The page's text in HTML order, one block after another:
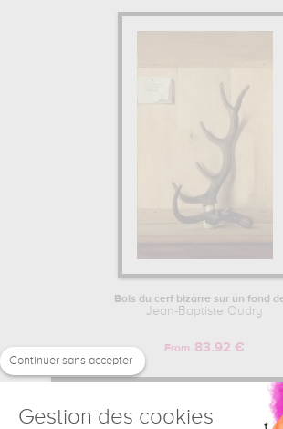
Bois du cerf bizarre sur un fond
Jean-Baptiste Oudry
From 83.92 €
Continuer sans accepter
Gestion des cookies